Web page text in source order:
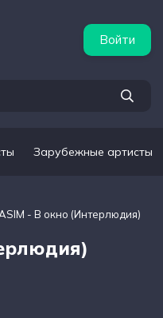
Войти
Зарубежные артисты
- В окно (Интерлюдия)